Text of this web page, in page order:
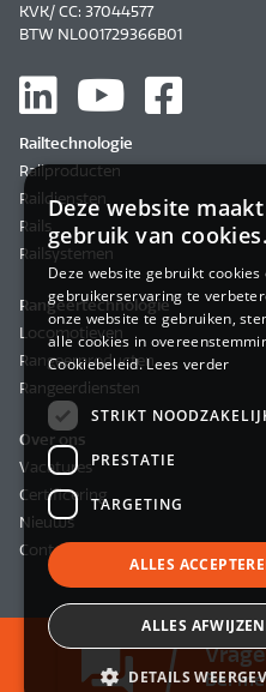
KVK/ CC: 37044577
BTW NL001729366B01
Railtechnologie
Railproducten
Raildiensten
Rails
Railsystemen
Rangeertechnologie
Locomotieven
Rangeerproducten
Rangeerdiensten
Over ons
Vacatures
Certificering
Nieuws
Contact
© 2026
Bel
Deze website maakt
gebruik van cookies.
Deze website gebruikt cookies
gebruikerservaring te
onze website te gebruiken,
alle cookies in
Cookiebeleid.Lees verder
STRIKT
PRESTATIE
TARGETING
ALLES
ALLES AFWIJZEN
DETAILS